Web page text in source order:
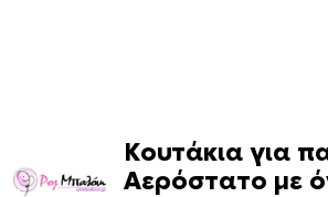
Κουτάκια για
Αερόστατο με